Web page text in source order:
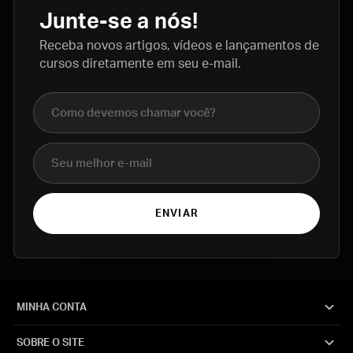
Junte-se a nós!
Receba novos artigos, vídeos e lançamentos de
cursos diretamente em seu e-mail.
Nome completo
E-mail
ENVIAR
MINHA CONTA
SOBRE O SITE